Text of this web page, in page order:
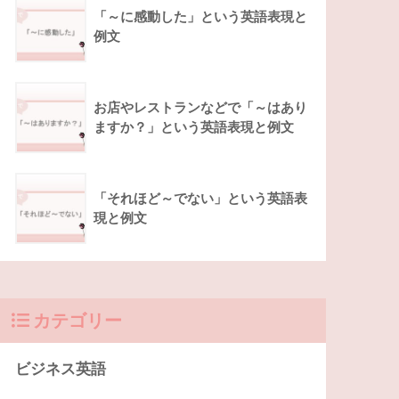
「～に感動した」という英語表現と
例文
お店やレストランなどで「～はあり
ますか？」という英語表現と例文
「それほど～でない」という英語表
現と例文
カテゴリー
ビジネス英語